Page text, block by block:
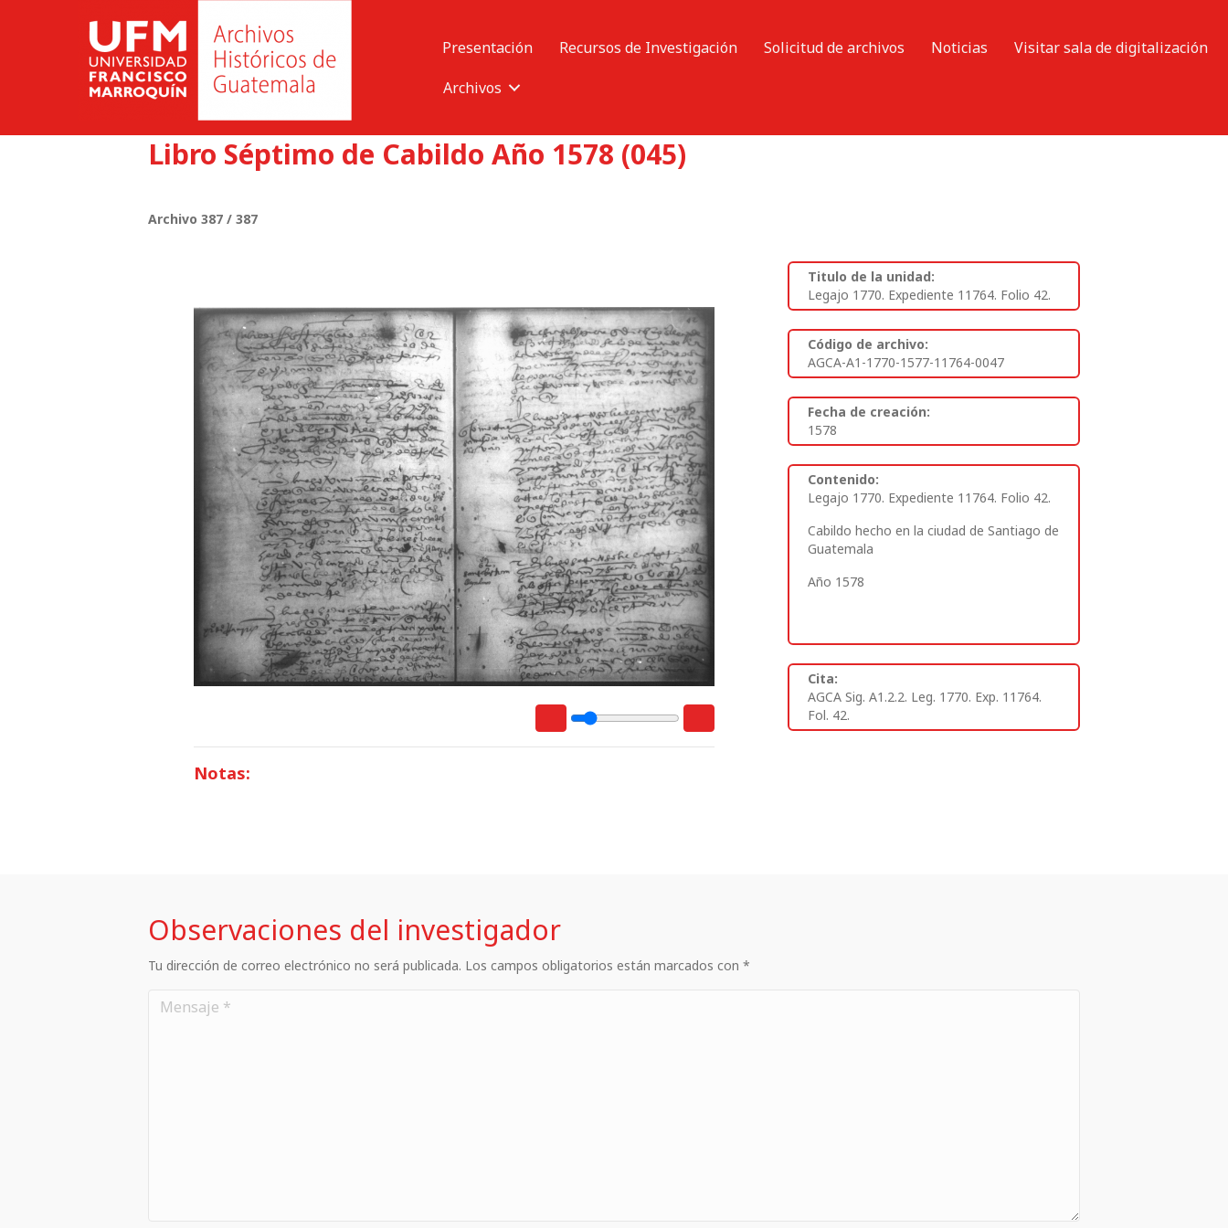
Presentación Recursos de Investigación Solicitud de archivos Noticias
Visitar sala de digitalización
Archivos
Libro Séptimo de Cabildo Año 1578 (045)
Archivo 387 / 387
Notas:
Titulo de la unidad:
Legajo 1770. Expediente 11764. Folio 42.
Código de archivo:
AGCA-A1-1770-1577-11764-0047
Fecha de creación:
1578
Contenido:
Legajo 1770. Expediente 11764. Folio 42.
Cabildo hecho en la ciudad de Santiago de
Guatemala
Año 1578
Cita:
AGCA Sig. A1.2.2. Leg. 1770. Exp. 11764.
Fol. 42.
Observaciones del investigador
Tu dirección de correo electrónico no será publicada. Los campos obligatorios están marcados con *